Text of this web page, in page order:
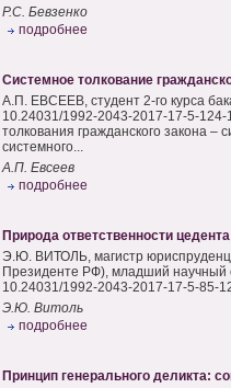
Р.С. Бевзенко
подробнее
Системное толкование
А.П. ЕВСЕЕВ, студент 2-го курса
10.24031/1992-2043-2017-17-5-
толкования гражданского закона –
системного...
А.П. Евсеев
подробнее
Природа ответственности
Э.Ю. ВИТОЛЬ, магистр
Президенте РФ), младший научный
10.24031/1992-2043-2017-17-5-85-
Э.Ю. Витоль
подробнее
Принцип генерального деликта: